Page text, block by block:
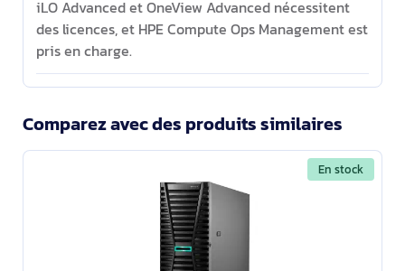
iLO Advanced et OneView Advanced nécessitent
des licences, et HPE Compute Ops Management est
pris en charge.
Comparez avec des produits similaires
En stock